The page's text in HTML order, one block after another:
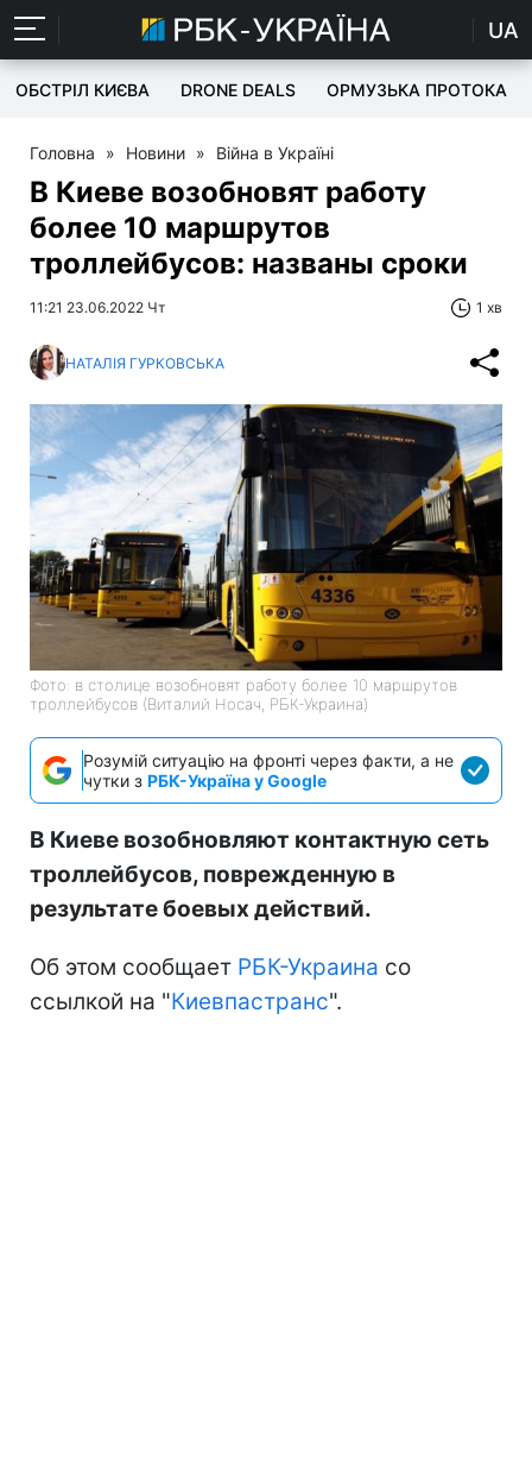
UA
ОБСТРІЛ КИЄВА DRONE DEALS ОРМУЗЬКА ПРОТОКА
Головна » Новини » Війна в Україні
В Киеве возобновят работу
более 10 маршрутов
троллейбусов: названы сроки
11:21 23.06.2022 Чт 1 хв
НАТАЛІЯ ГУРКОВСЬКА
Фото: в столице возобновят работу более 10 маршрутов
троллейбусов (Виталий Носач, РБК-Украина)
Розумій ситуацію на фронті через факти, а не
чутки з РБК-Україна у Google
В Киеве возобновляют контактную сеть
троллейбусов, поврежденную в
результате боевых действий.
Об этом сообщает РБК-Украина со
ссылкой на "Киевпастранс".